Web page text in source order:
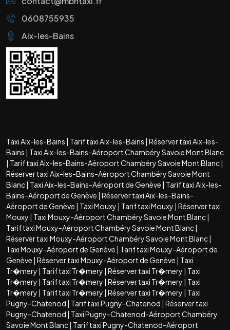
0608755935
Aix-les-Bains
Taxi Aix-les-Bains | Tarif taxi Aix-les-Bains | Réserver taxi Aix-les-
Bains | Taxi Aix-les-Bains-Aéroport Chambéry Savoie Mont Blanc
| Tarif taxi Aix-les-Bains-Aéroport Chambéry Savoie Mont Blanc|
Réserver taxi Aix-les-Bains-Aéroport Chambéry Savoie Mont
Blanc| Taxi Aix-les-Bains-Aéroport de Genève | Tarif taxi Aix-les-
Bains-Aéroport de Genève | Réserver taxi Aix-les-Bains-
Aéroport de Genève | Taxi Mouxy | Tarif taxi Mouxy | Réserver taxi
Mouxy | Taxi Mouxy-Aéroport Chambéry Savoie Mont Blanc|
Tarif taxi Mouxy-Aéroport Chambéry Savoie Mont Blanc|
Réserver taxi Mouxy-Aéroport Chambéry Savoie Mont Blanc|
Taxi Mouxy-Aéroport de Genève | Tarif taxi Mouxy-Aéroport de
Genève | Réserver taxi Mouxy-Aéroport de Genève | Taxi
Tr�mery | Tarif taxi Tr�mery | Réserver taxi Tr�mery | Taxi
Tr�mery | Tarif taxi Tr�mery | Réserver taxi Tr�mery | Taxi
Tr�mery | Tarif taxi Tr�mery | Réserver taxi Tr�mery | Taxi
Pugny-Chatenod | Tarif taxi Pugny-Chatenod | Réserver taxi
Pugny-Chatenod | Taxi Pugny-Chatenod-Aéroport Chambéry
Savoie Mont Blanc| Tarif taxi Pugny-Chatenod-Aéroport